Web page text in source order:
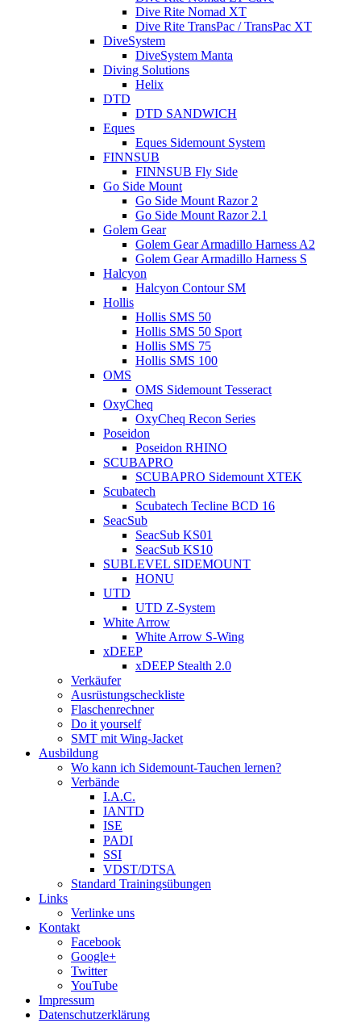
Dive Rite Nomad XT
Dive Rite TransPac / TransPac XT
DiveSystem
DiveSystem Manta
Diving Solutions
Helix
DTD
DTD SANDWICH
Eques
Eques Sidemount System
FINNSUB
FINNSUB Fly Side
Go Side Mount
Go Side Mount Razor 2
Go Side Mount Razor 2.1
Golem Gear
Golem Gear Armadillo Harness A2
Golem Gear Armadillo Harness S
Halcyon
Halcyon Contour SM
Hollis
Hollis SMS 50
Hollis SMS 50 Sport
Hollis SMS 75
Hollis SMS 100
OMS
OMS Sidemount Tesseract
OxyCheq
OxyCheq Recon Series
Poseidon
Poseidon RHINO
SCUBAPRO
SCUBAPRO Sidemount XTEK
Scubatech
Scubatech Tecline BCD 16
SeacSub
SeacSub KS01
SeacSub KS10
SUBLEVEL SIDEMOUNT
HONU
UTD
UTD Z-System
White Arrow
White Arrow S-Wing
xDEEP
xDEEP Stealth 2.0
Verkäufer
Ausrüstungscheckliste
Flaschenrechner
Do it yourself
SMT mit Wing-Jacket
Ausbildung
Wo kann ich Sidemount-Tauchen lernen?
Verbände
I.A.C.
IANTD
ISE
PADI
SSI
VDST/DTSA
Standard Trainingsübungen
Links
Verlinke uns
Kontakt
Facebook
Google+
Twitter
YouTube
Impressum
Datenschutzerklärung